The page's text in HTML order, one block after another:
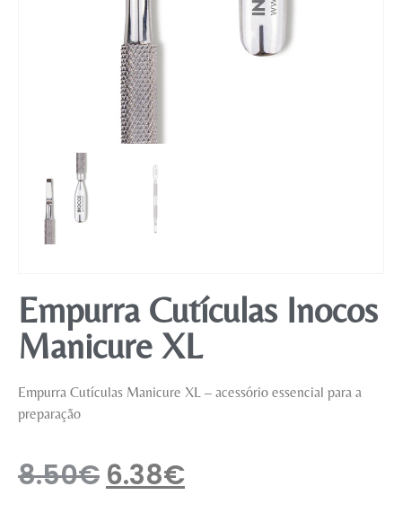
Empurra Cutículas Inocos
Manicure XL
Empurra Cutículas Manicure XL – acessório essencial para a
preparação
8.50€ 6.38€